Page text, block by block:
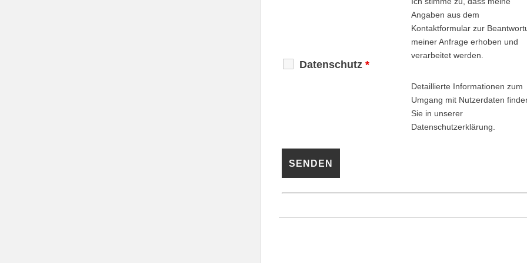
Datenschutz*
Angaben aus dem
Kontaktformular zur
meiner Anfrage erhoben und
verarbeitet werden.
Detaillierte Informationen zum
Umgang mit Nutzerdaten
Sie in unserer
Datenschutzerklärung.